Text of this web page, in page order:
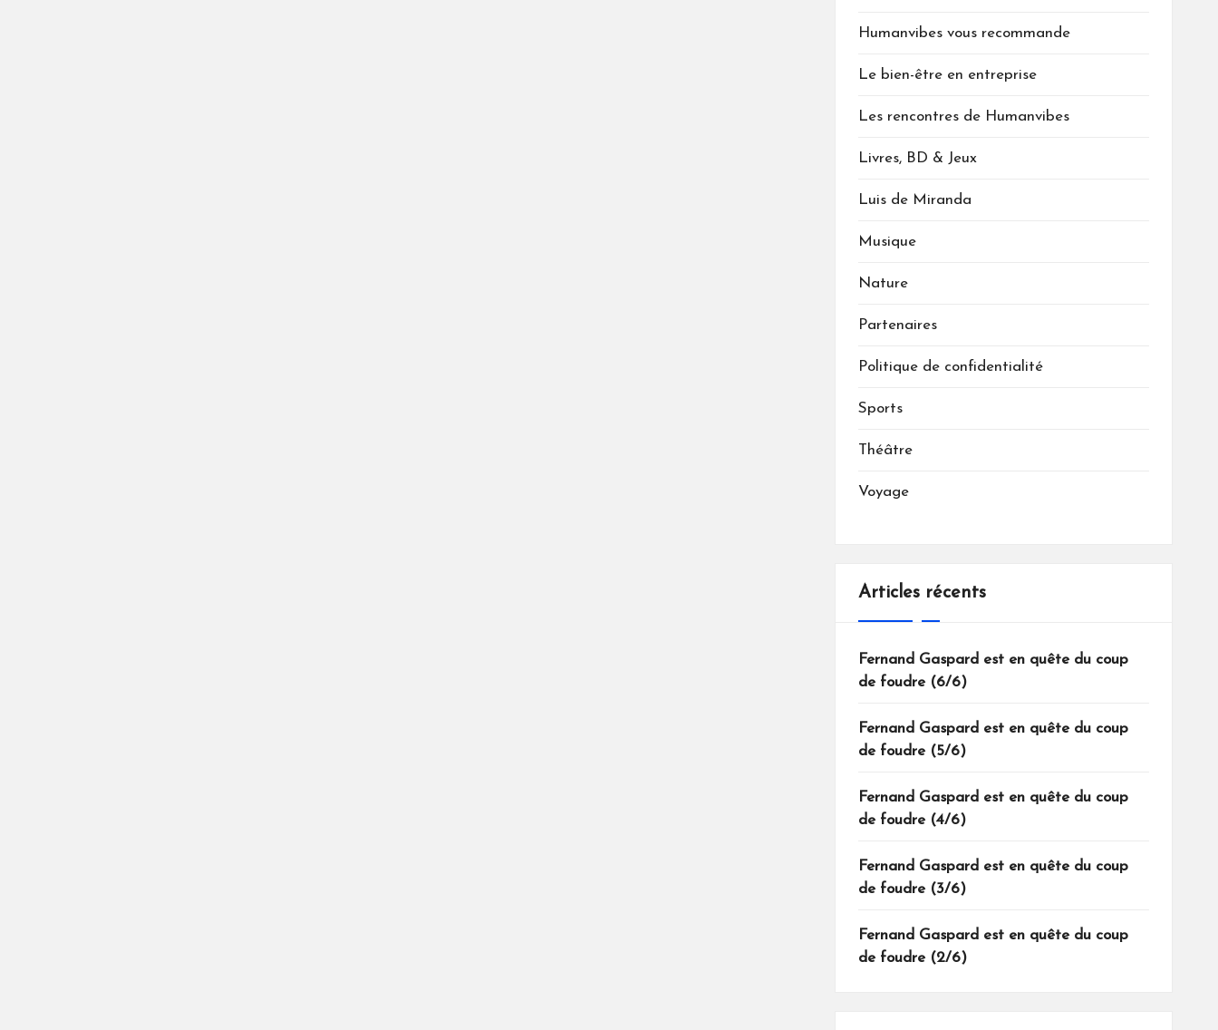
Humanvibes vous recommande
Le bien-être en entreprise
Les rencontres de Humanvibes
Livres, BD & Jeux
Luis de Miranda
Musique
Nature
Partenaires
Politique de confidentialité
Sports
Théâtre
Voyage
Articles récents
Fernand Gaspard est en quête du coup
de foudre (6/6)
Fernand Gaspard est en quête du coup
de foudre (5/6)
Fernand Gaspard est en quête du coup
de foudre (4/6)
Fernand Gaspard est en quête du coup
de foudre (3/6)
Fernand Gaspard est en quête du coup
de foudre (2/6)